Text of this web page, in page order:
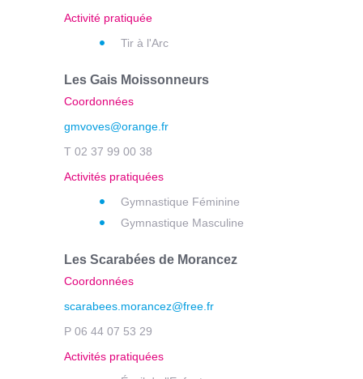
Activité pratiquée
Tir à l'Arc
Les Gais Moissonneurs
Coordonnées
gmvoves@orange.fr
T 02 37 99 00 38
Activités pratiquées
Gymnastique Féminine
Gymnastique Masculine
Les Scarabées de Morancez
Coordonnées
scarabees.morancez@free.fr
P 06 44 07 53 29
Activités pratiquées